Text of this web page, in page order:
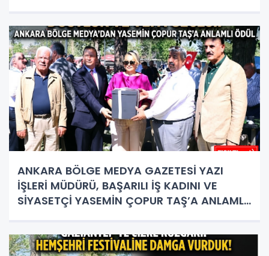
ANKARA BÖLGE MEDYA GAZETESİ YAZI
İŞLERİ MÜDÜRÜ, BAŞARILI İŞ KADINI VE
SİYASETÇİ YASEMİN ÇOPUR TAŞ’A ANLAMLI